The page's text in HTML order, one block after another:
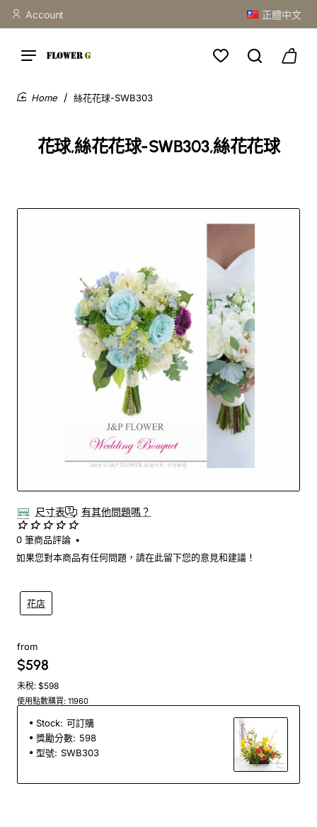
Account 正體中文
花球,絲花花球-SWB303,絲花花球
絲花花球-SWB303
尺寸表 有其他問題嗎？
花店
0 筆商品評論 •
如果您對本商品有任何問題，請在此留下您的意見和建議！
from
$598
未稅: $598
使用點數購買: 11960
Stock: 可訂購
獎勵分數: 598
型號: SWB303